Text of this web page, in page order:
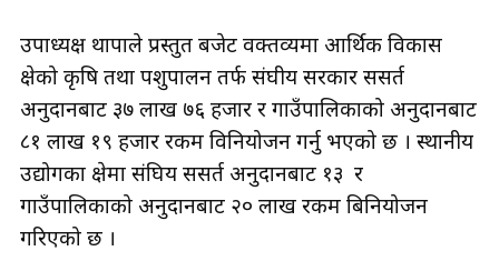
उपाध्यक्ष थापाले प्रस्तुत बजेट वक्तव्यमा आर्थिक विकास
क्षेत्रको कृषि तथा पशुपालन तर्फ संघीय सरकार ससर्त
अनुदानबाट ३७ लाख ७६ हजार र गाउँपालिकाको अनुदानबाट
८१ लाख १९ हजार रकम विनियोजन गर्नु भएको छ । स्थानीय
उद्योगका क्षेत्रमा संघिय ससर्त अनुदानबाट १३ र
गाउँपालिकाको अनुदानबाट २० लाख रकम बिनियोजन
गरिएको छ ।